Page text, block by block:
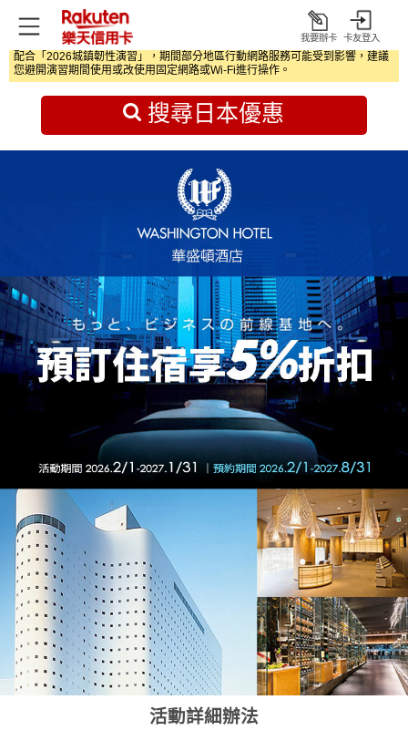
打
開
我要辦卡 卡友登入
配合「2026城鎮韌性演習」，期間部分地區行動網路服務可能受到影響，建議
您避開演習期間使用或改使用固定網路或Wi‑Fi進行操作。
首頁 日本旅遊優惠
搜尋日本優惠
活動詳細辦法